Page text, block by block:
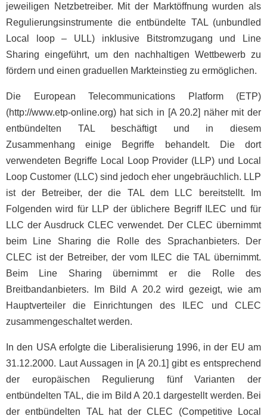
jeweiligen Netzbetreiber. Mit der Marktöffnung wurden als
Regulierungsinstrumente die entbündelte TAL (unbundled
Local loop – ULL) inklusive Bitstromzugang und Line
Sharing eingeführt, um den nachhaltigen Wettbewerb zu
fördern und einen graduellen Markteinstieg zu ermöglichen.
Die European Telecommunications Platform (ETP)
(http://www.etp-online.org) hat sich in [A 20.2] näher mit der
entbündelten TAL beschäftigt und in diesem
Zusammenhang einige Begriffe behandelt. Die dort
verwendeten Begriffe Local Loop Provider (LLP) und Local
Loop Customer (LLC) sind jedoch eher ungebräuchlich. LLP
ist der Betreiber, der die TAL dem LLC bereitstellt. Im
Folgenden wird für LLP der üblichere Begriff ILEC und für
LLC der Ausdruck CLEC verwendet. Der CLEC übernimmt
beim Line Sharing die Rolle des Sprachanbieters. Der
CLEC ist der Betreiber, der vom ILEC die TAL übernimmt.
Beim Line Sharing übernimmt er die Rolle des
Breitbandanbieters. Im Bild A 20.2 wird gezeigt, wie am
Hauptverteiler die Einrichtungen des ILEC und CLEC
zusammengeschaltet werden.
In den USA erfolgte die Liberalisierung 1996, in der EU am
31.12.2000. Laut Aussagen in [A 20.1] gibt es entsprechend
der europäischen Regulierung fünf Varianten der
entbündelten TAL, die im Bild A 20.1 dargestellt werden. Bei
der entbündelten TAL hat der CLEC (Competitive Local